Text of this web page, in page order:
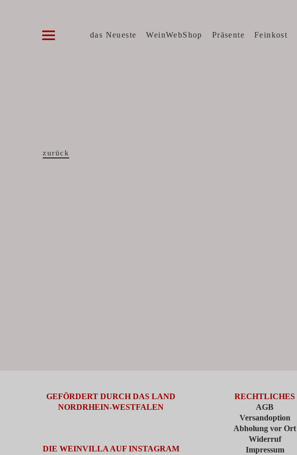
das Neueste WeinWebShop Präsente Feinkost
zurück
GEFÖRDERT DURCH DAS LAND
NORDRHEIN-WESTFALEN
DIE WEINVILLA AUF INSTAGRAM
RECHTLICHES
AGB
Versandoption
Abholung vor Ort
Widerruf
Impressum